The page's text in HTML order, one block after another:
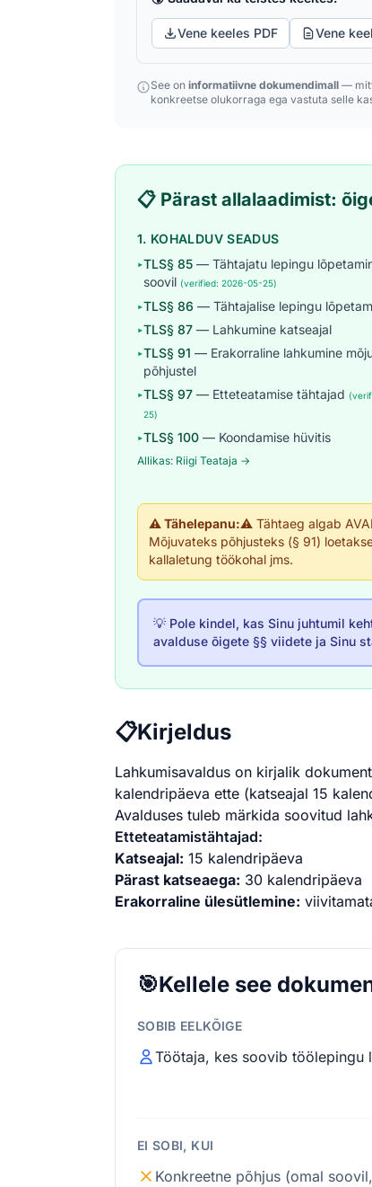
Vene keeles PDF Vene
See on informatiivne dokumendimall —
konkreetse olukorraga ega vastuta selle
📋 Pärast allalaadimist:
1. KOHALDUV SEADUS
▸TLS§ 85 — Tähtajatu lepingu
soovil (verified: 2026-05-25)
▸TLS§ 86 — Tähtajalise lepingu
▸TLS§ 87 — Lahkumine katseajal
▸TLS§ 91 — Erakorraline lahkumine
põhjustel
▸TLS§ 97 — Etteteatamise tähtajad
25)
▸TLS§ 100 — Koondamise hüvitis
Allikas: Riigi Teataja →
⚠️ Tähelepanu:⚠️ Tähtaeg algab
Mõjuvateks põhjusteks (§ 91)
kallaletung töökohal jms.
💡 Pole kindel, kas Sinu juhtumil
avalduse õigete §§ viidete ja Sinu
📋Kirjeldus
Lahkumisavaldus on kirjalik
kalendripäeva ette (katseajal 15
Avalduses tuleb märkida soovitud
Etteteatamistähtajad:
Katseajal: 15 kalendripäeva
Pärast katseaega: 30 kalendripäeva
Erakorraline ülesütlemine:
🎯Kellele see
SOBIB EELKÕIGE
Töötaja, kes soovib töölepingu
EI SOBI, KUI
Konkreetne põhjus (omal